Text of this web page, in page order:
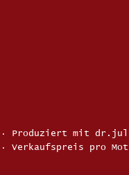
· Produziert mit
· Verkaufspreis pro